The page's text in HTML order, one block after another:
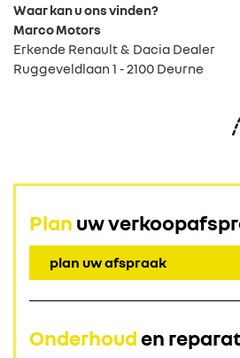
Waar kan u ons vinden?
Marco Motors
Erkende Renault & Dacia Dealer
Ruggeveldlaan 1 - 2100 Deurne
Plan uw
plan uw afspraak
Onderhouden